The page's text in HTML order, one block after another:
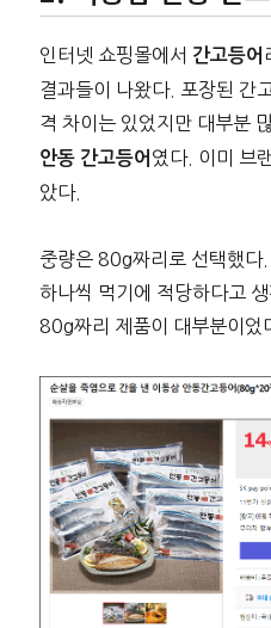
인터넷 쇼핑몰에서 간고등어
결과들이 나왔다. 포장된 간
격 차이는 있었지만 대부분
안동 간고등어 였다. 이미 브
았다.
중량은 80g짜리로 선택했다
하나씩 먹기에 적당하다고
80g짜리 제품이 대부분이었